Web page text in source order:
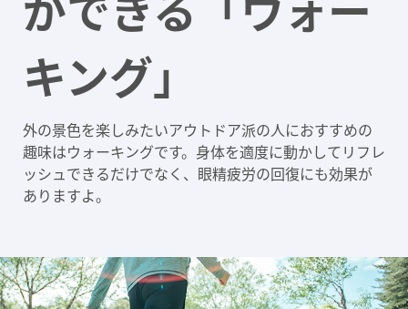
キング」
外の景色を楽しみたいアウトドア派の人におすすめの
趣味はウォーキングです。身体を適度に動かしてリフレ
ッシュできるだけでなく、眼精疲労の回復にも効果が
ありますよ。